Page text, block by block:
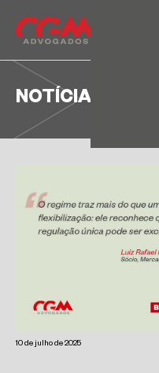
NOTÍCIA
10 de julho de 2025